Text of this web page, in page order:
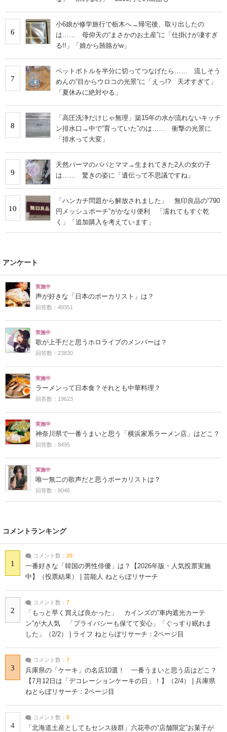
6
小6娘が修学旅行で栃木へ→帰宅後、取り出したの
は…… 母仰天の“まさかのお土産”に「仕掛けが凄すぎ
る!!」「娘から賄賂がw」
7
ペットボトルを半分に切ってつなげたら…… 流しそう
めんの“目からウロコの光景”に「えっ!? 天才すぎて」
「夏休みに絶対やる」
8
「高圧洗浄だけじゃ無理」築15年の水が流れないキッチ
ン排水口→中で“育っていた”のは…… 衝撃の光景に
「排水って大変」
9
天然パーマのパパとママ→生まれてきた2人の女の子
は…… 驚きの姿に「遺伝って不思議ですね」
10
「ハンカチ問題から解放されました」 無印良品の“790
円メッシュポーチ”がかなり便利 「濡れてもすぐ乾
く」「追加購入を考えています」
アンケート
実施中
声が好きな「日本のボーカリスト」は？
回答数：49351
実施中
歌が上手だと思うホロライブのメンバーは？
回答数：23830
実施中
ラーメンって日本食？それとも中華料理？
回答数：19623
実施中
神奈川県で一番うまいと思う「横浜家系ラーメン店」はどこ？
回答数：8495
実施中
唯一無二の歌声だと思うボーカリストは？
回答数：8046
コメントランキング
1
コメント数： 20
一番好きな「韓国の男性俳優」は？【2026年版・人気投票実施
中】（投票結果） | 芸能人 ねとらぼリサーチ
2
コメント数： 7
「もっと早く買えば良かった」 カインズの“車内遮光カーテ
ン”が大人気 「プライバシーも保てて安心」「ぐっすり眠れま
した」（2/2） | ライフ ねとらぼリサーチ：2ページ目
3
コメント数： 7
兵庫県の「ケーキ」の名店10選！ 一番うまいと思う店はどこ？
【7月12日は「デコレーションケーキの日」！】（2/4） | 兵庫県
ねとらぼリサーチ：2ページ目
4
コメント数： 5
「北海道土産としてもセンス抜群」六花亭の“店舗限定”お菓子が